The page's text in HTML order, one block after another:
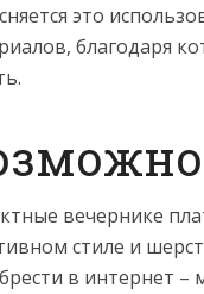
это
благодаря
вечернике
стиле и
в интернет –